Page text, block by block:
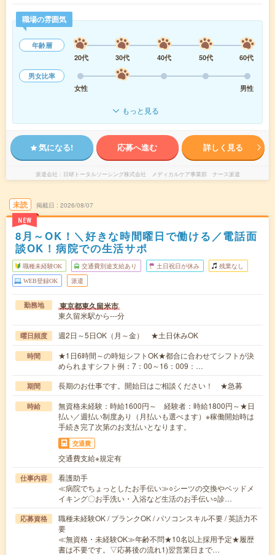
職場の雰囲気
年齢層
20代
30代 40代 50代
60代
男女比率
女性
男性
もっと見る
気になる! 応募へ進む 詳しく見る
派遣会社 日研トータルソーシング株式会社 メディカルケア事業部 ナース派遣
未読
NEW
掲載日 2026/08/07
8月～OK！＼好きな時間曜日で働ける／電話面
談OK！病院での生活サポ
職種未経験OK 交通費別途支給あり 土日祝日が休み 残業なし
WEB登録OK 派遣
勤務地 東京都東久留米市
東久留米駅から---分
曜日頻度 週2日～5日OK（月～金） ★土日休みOK
時間
★1日6時間～の時短シフトOK★都合に合わせてシフトが決
められますシフト例：7：00～16：009：…
期間 長期のお仕事です。開始日はご相談ください！ ★急募
時給
無資格未経験：時給1600円～ 経験者：時給1800円～★日
払い／週払い制度あり（月払いも選べます）※稼働開始時は
手続き完了次第のお支払いとなります。
交通費
交通費支給※規定有
仕事内容
看護助手
≪病院でちょっとしたお手伝い≫○シーツの交換やベッドメ
イキング〇お手洗い・入浴など生活のお手伝い○診…
応募資格
職種未経験OK / ブランクOK / パソコンスキル不要 / 英語力不
要
≪無資格・未経験OK≫年齢不問★10名以上採用予定★履歴
書は不要です。▽応募後の流れ1)翌営業日まで…